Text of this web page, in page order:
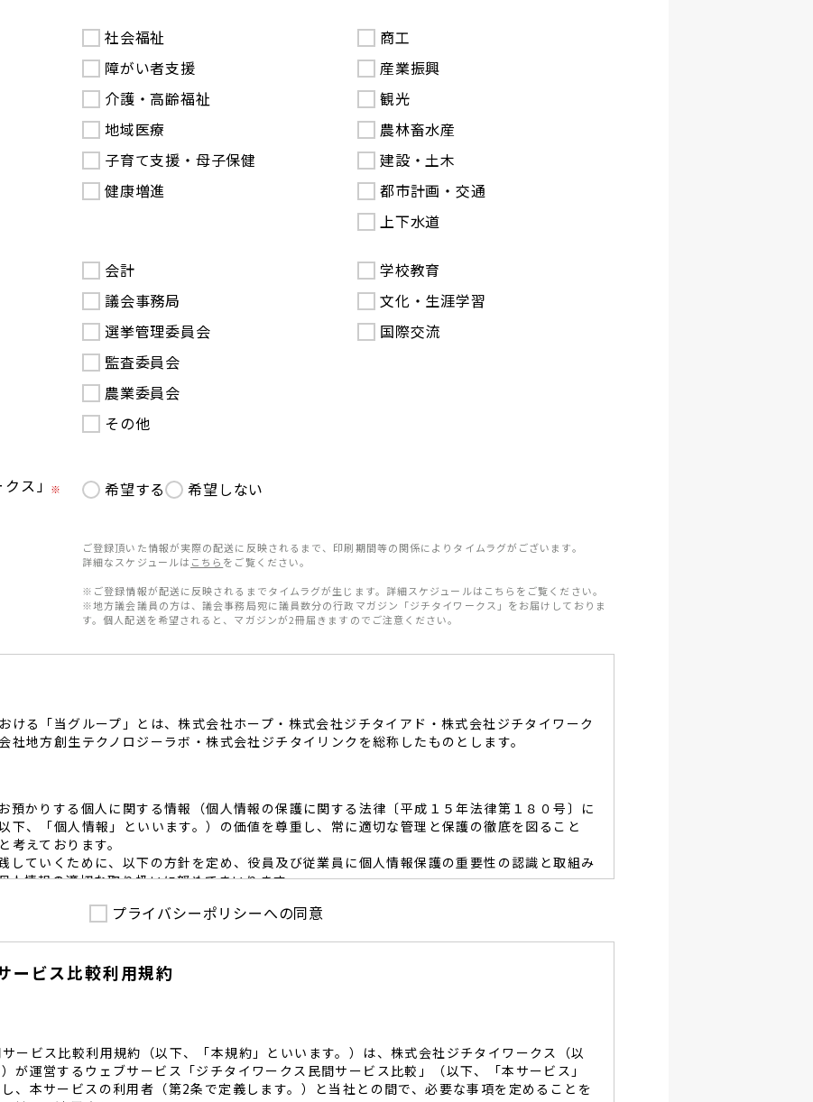
社会福祉
障がい者支援
介護・高齢福祉
地域医療
子育て支援・母子保健
健康増進
商工
産業振興
観光
農林畜水産
建設・土木
都市計画・交通
上下水道
会計
議会事務局
選挙管理委員会
監査委員会
農業委員会
その他
学校教育
文化・生涯学習
国際交流
クス」※ 希望する 希望しない
ご登録頂いた情報が実際の配送に反映されるまで、印刷期間等の関係によりタイムラグがございます。
詳細なスケジュールは こちら をご覧ください。
※ご登録情報が配送に反映されるまでタイムラグが生じます。詳細スケジュールはこちらをご覧ください。
※地方議会議員の方は、議会事務局宛に議員数分の行政マガジン「ジチタイワークス」をお届けしておりま
す。個人配送を希望されると、マガジンが2冊届きますのでご注意ください。
ける「当グループ」とは、株式会社ホープ・株式会社ジチタイアド・株式会社ジチタイワーク
社地方創生テクノロジーラボ・株式会社ジチタイリンクを総称したものとします。
預かりする個人に関する情報（個人情報の保護に関する法律〔平成１５年法律第１８０号〕に
下、「個人情報」といいます。）の価値を尊重し、常に適切な管理と保護の徹底を図ること
考えております。
していくために、以下の方針を定め、役員及び従業員に個人情報保護の重要性の認識と取組み
人情報の適切な取り扱いに努めてまいります。
護に係る法令その他の規範を遵守するとともに、本ポリシーの内容を適宜見直し、その改善と
で適切な取得、利用目的の範囲内で利用を致します。
します。
る個人情報を正確かつ安全に保つとともに、不正アクセス・紛失・破壊・改竄・漏洩等に対す
規程を整備し、必要かつ適切な措置を講じます。
に関する社内のマネジメントシステムを定め、組織体制を整備し、役員及び従業員に徹底致
プライバシーポリシーへの同意
ービス比較利用規約
ービス比較利用規約（以下、「本規約」といいます。）は、株式会社ジチタイワークス（以
が運営するウェブサービス「ジチタイワークス民間サービス比較」（以下、「本サービス」
、本サービスの利用者（第2条で定義します。）と当社との間で、必要な事項を定めることを